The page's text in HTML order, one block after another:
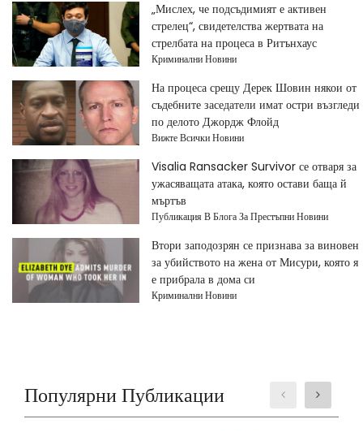
„Мислех, че подсъдимият е активен
стрелец“, свидетелства жертвата на
стрелбата на процеса в Ритънхаус
Криминални Новини
На процеса срещу Дерек Шовин някои от
съдебните заседатели имат остри възгледи
по делото Джордж Флойд
Вижте Всички Новини
Visalia Ransacker Survivor се отваря за
ужасяващата атака, която остави баща й
мъртъв
Публикация В Блога За Престъпни Новини
Втори заподозрян се признава за виновен
за убийството на жена от Мисури, която я
е прибрала в дома си
Криминални Новини
Популярни Публикации